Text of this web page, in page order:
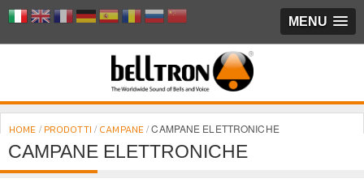
MENU
HOME /PRODOTTI / CAMPANE/CAMPANE ELETTRONICHE
CAMPANE ELETTRONICHE